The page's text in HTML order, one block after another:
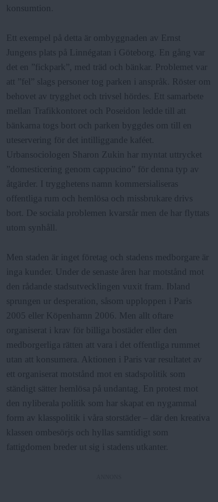
konsumtion.
Ett exempel på detta är ombyggnaden av Ernst
Jungens plats på Linnégatan i Göteborg. En gång var
det en ”fickpark”, med träd och bänkar. Problemet var
att ”fel” slags personer tog parken i anspråk. Röster om
behovet av trygghet och trivsel hördes. Ett samarbete
mellan Trafikkontoret och Poseidon ledde till att
bänkarna togs bort och parken byggdes om till en
uteservering för det intilliggande kaféet.
Urbansociologen Sharon Zukin har myntat uttrycket
”domesticering genom cappucino” för denna typ av
åtgärder. I trygghetens namn kommersialiseras
offentliga rum och hemlösa och missbrukare drivs
bort. De sociala problemen kvarstår men de har flyttats
utom synhåll.
Men staden är inget företag och stadens medborgare är
inga kunder. Under de senaste åren har motstånd mot
den rådande stadsutvecklingen vuxit fram. Ibland
sprungen ur desperation, såsom upploppen i Paris
2005 eller Köpenhamn 2006. Men allt oftare
organiserat i krav för billiga bostäder eller den
medborgerliga rätten att vara i det offentliga rummet
utan att konsumera. Aktionen i Paris var resultatet av
ett organiserat motstånd mot en stadspolitik som
ständigt sätter hemlösa på undantag. En protest mot
den nyliberala politik som har skapat en nygammal
form av klasspolitik i våra storstäder – där den kreativa
klassen ombesörjs och hyllas samtidigt som
fattigdomen breder ut sig i stadens utkanter.